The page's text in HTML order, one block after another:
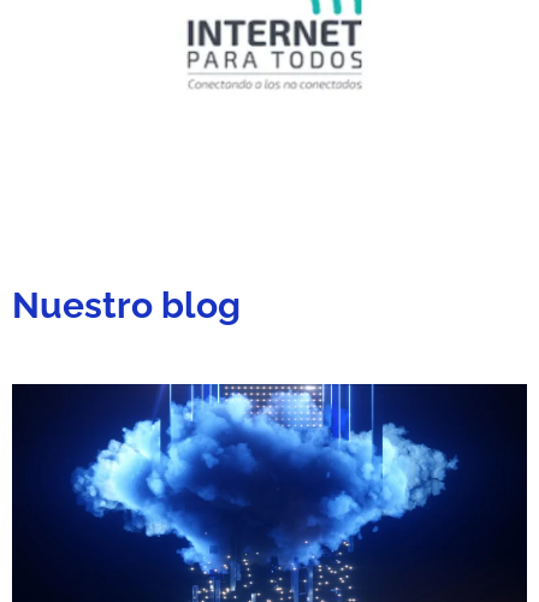
Nuestro blog